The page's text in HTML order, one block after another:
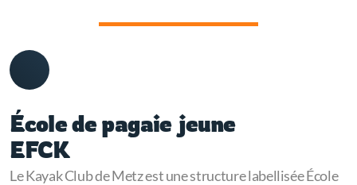
École de pagaie jeune
EFCK
Le Kayak Club de Metz est une structure labellisée École